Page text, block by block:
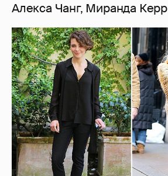
Алекса Чанг, Миранда Керр